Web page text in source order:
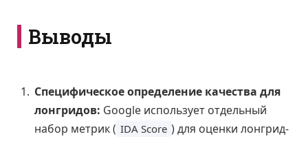
Выводы
Специфическое определение качества для
лонгридов: Google использует отдельный
набор метрик ( IDA Score ) для оценки лонгрид-